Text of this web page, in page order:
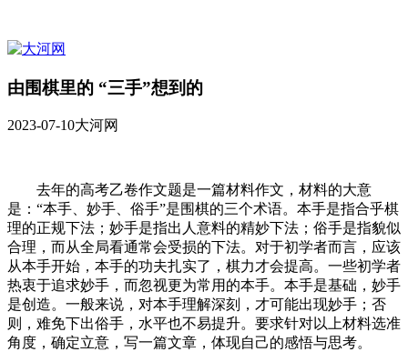
由围棋里的 “三手”想到的
2023-07-10大河网
去年的高考乙卷作文题是一篇材料作文，材料的大意
是：“本手、妙手、俗手”是围棋的三个术语。本手是指合乎棋
理的正规下法；妙手是指出人意料的精妙下法；俗手是指貌似
合理，而从全局看通常会受损的下法。对于初学者而言，应该
从本手开始，本手的功夫扎实了，棋力才会提高。一些初学者
热衷于追求妙手，而忽视更为常用的本手。本手是基础，妙手
是创造。一般来说，对本手理解深刻，才可能出现妙手；否
则，难免下出俗手，水平也不易提升。要求针对以上材料选准
角度，确定立意，写一篇文章，体现自己的感悟与思考。